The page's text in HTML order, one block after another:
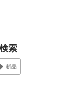
索
新品